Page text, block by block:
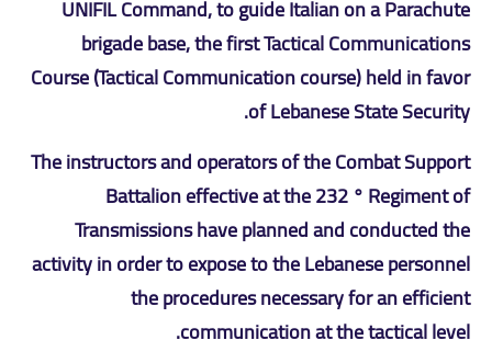
UNIFIL Command, to guide Italian on a Parachute
brigade base, the first Tactical Communications
Course (Tactical Communication course) held in favor
of Lebanese State Security.
The instructors and operators of the Combat Support
Battalion effective at the 232 ° Regiment of
Transmissions have planned and conducted the
activity in order to expose to the Lebanese personnel
the procedures necessary for an efficient
communication at the tactical level.